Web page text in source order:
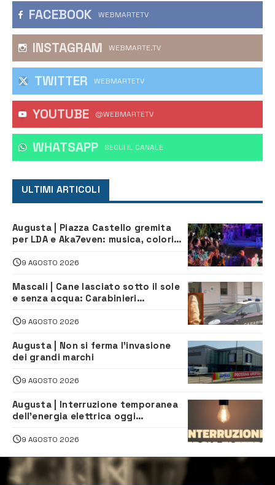
FACEBOOK WEBMARTETV
INSTAGRAM WEBMARTE.TV
TWITTER WEBMARTETV
YOUTUBE @WEBMARTETV
WHATSAPP ‎SEGUI IL CANALE
ULTIMI ARTICOLI
Augusta | Piazza Castello gremita
per LDA e Aka7even: musica, colori
9 AGOSTO 2026
Mascali | Cane lasciato sotto il sole
e senza acqua: Carabinieri
9 AGOSTO 2026
Augusta | Non si ferma l’invasione
dei grandi marchi
9 AGOSTO 2026
Augusta | Interruzione temporanea
dell’energia elettrica oggi
lavori
9 AGOSTO 2026